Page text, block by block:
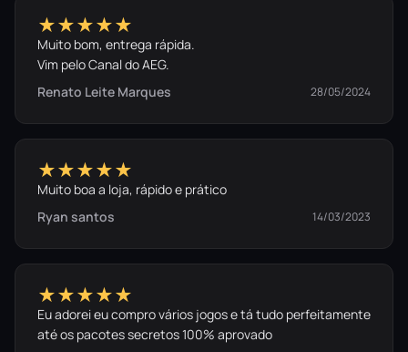
★★★★★
Muito bom, entrega rápida.
Vim pelo Canal do AEG.
Renato Leite Marques
28/05/2024
★★★★★
Muito boa a loja, rápido e prático
Ryan santos
14/03/2023
★★★★★
Eu adorei eu compro vários jogos e tá tudo perfeitamente
até os pacotes secretos 100% aprovado